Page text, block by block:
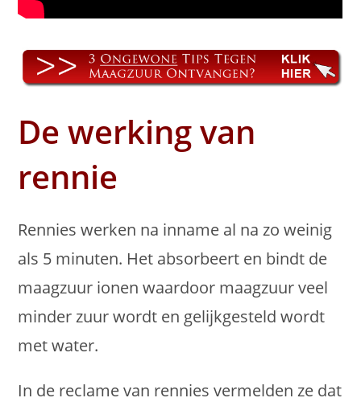
De werking van
rennie
Rennies werken na inname al na zo weinig
als 5 minuten. Het absorbeert en bindt de
maagzuur ionen waardoor maagzuur veel
minder zuur wordt en gelijkgesteld wordt
met water.
In de reclame van rennies vermelden ze dat